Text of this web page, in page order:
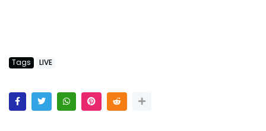
Tags LIVE